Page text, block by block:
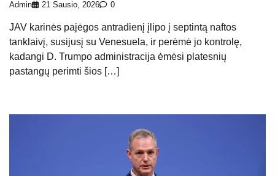
Admin 21 Sausio, 2026 0
JAV karinės pajėgos antradienį įlipo į septintą naftos
tanklaivį, susijusį su Venesuela, ir perėmė jo kontrolę,
kadangi D. Trumpo administracija ėmėsi platesnių
pastangų perimti šios […]